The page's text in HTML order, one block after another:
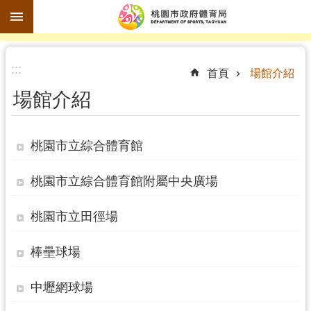
跳到主要內容區塊
進
搜
尋
訊
公
認
體
::: 首頁 場館介紹
場館介紹
桃園市立綜合體育館
桃園市立綜合體育館附屬中央廣場
桃園市立田徑場
棒壘球場
中壢網球場